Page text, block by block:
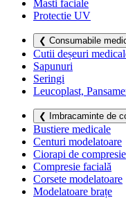
Masti faciale
Protectie UV
❮ Consumabile
Cutii deșeuri
Sapunuri
Seringi
Leucoplast,
❮ Imbracaminte de
Bustiere medicale
Centuri modelatoare
Ciorapi de compresie
Compresie facială
Corsete modelatoare
Modelatoare brațe